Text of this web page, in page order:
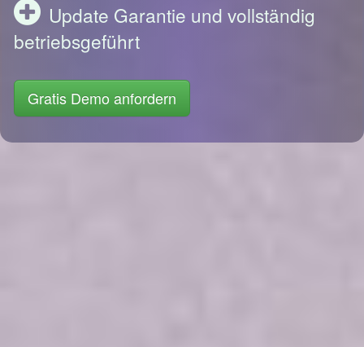
Update Garantie und vollständig
betriebsgeführt
Gratis Demo anfordern